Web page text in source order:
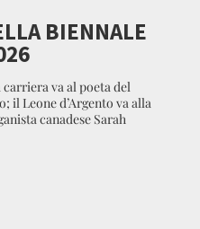
BIENNALE
carriera va al poeta del
il Leone d’Argento va alla
canadese Sarah